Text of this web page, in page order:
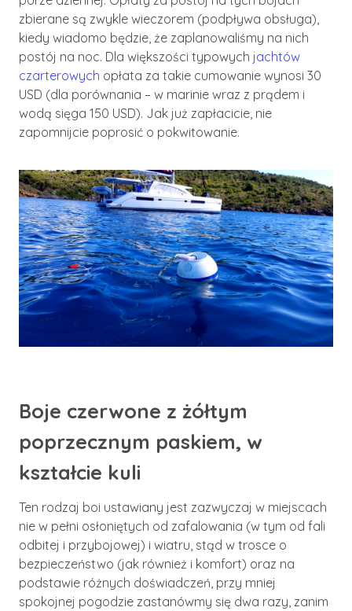
zbierane są zwykle wieczorem (podpływa obsługa),
kiedy wiadomo będzie, że zaplanowaliśmy na nich
postój na noc. Dla większości typowych jachtów
czarterowych opłata za takie cumowanie wynosi 30
USD (dla porównania – w marinie wraz z prądem i
wodą sięga 150 USD). Jak już zapłacicie, nie
zapomnijcie poprosić o pokwitowanie.
Boje czerwone z żółtym
poprzecznym paskiem, w
kształcie kuli
Ten rodzaj boi ustawiany jest zazwyczaj w miejscach
nie w pełni osłoniętych od zafalowania (w tym od fali
odbitej i przybojowej) i wiatru, stąd w trosce o
bezpieczeństwo (jak również i komfort) oraz na
podstawie różnych doświadczeń, przy mniej
spokojnej pogodzie zastanówmy się dwa razy, zanim